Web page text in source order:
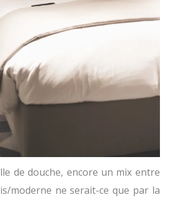
de douche, encore un mix entre
moderne ne serait-ce que par la